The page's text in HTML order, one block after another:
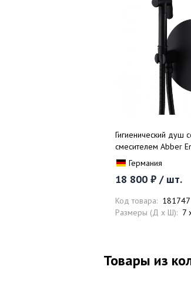
Гигиенический душ
смесителем Abber
AF8826B (черный
Германия
18 800 ₽ / шт.
Код товара: 181747
Размеры (Д x Ш): 7
Товары из